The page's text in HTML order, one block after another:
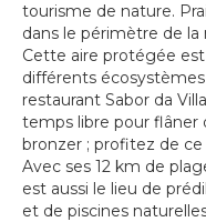
tourisme de nature.
dans le périmètre de la
Cette aire protégée
différents
restaurant Sabor da
temps libre pour flâner
bronzer ; profitez de ce
Avec ses 12 km de
est aussi le lieu de
et de piscines